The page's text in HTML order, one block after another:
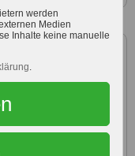
Beides mit
- nicht im
wird es
werden
Medien
Inhalte keine manuelle
.